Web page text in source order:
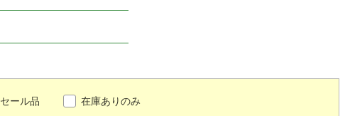
セール品 在庫ありのみ